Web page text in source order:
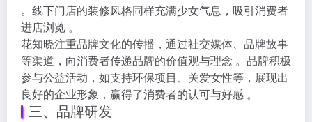
。线下门店的装修风格同样充满少女气息，吸引消费者
进店浏览 。
花知晓注重品牌文化的传播，通过社交媒体、品牌故事
等渠道，向消费者传递品牌的价值观与理念 。品牌积极
参与公益活动，如支持环保项目、关爱女性等，展现出
良好的企业形象，赢得了消费者的认可与好感 。
三、品牌研发